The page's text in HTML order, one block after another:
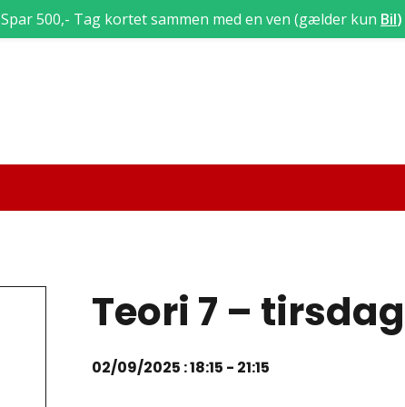
Teori 7 –
02/09/2025 : 18:15 - 21:15
Spar 500,- Tag kortet sammen med en ven (gælder kun Bil)